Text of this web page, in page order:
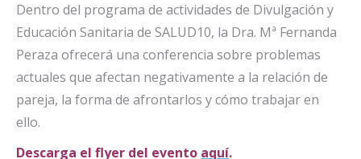
Dentro del programa de actividades de Divulgación y
Educación Sanitaria de SALUD10, la Dra. Mª Fernanda
Peraza ofrecerá una conferencia sobre problemas
actuales que afectan negativamente a la relación de
pareja, la forma de afrontarlos y cómo trabajar en
ello.
Descarga el flyer del evento aquí.